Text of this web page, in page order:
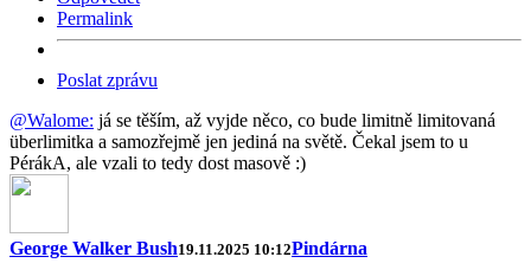
Permalink
Poslat zprávu
@Walome: já se těším, až vyjde něco, co bude limitně limitovaná
überlimitka a samozřejmě jen jediná na světě. Čekal jsem to u
PérákA, ale vzali to tedy dost masově :)
George Walker Bush19.11.2025 10:12Pindárna